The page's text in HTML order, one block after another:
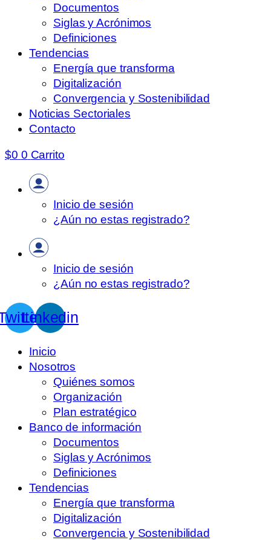
Documentos
Siglas y Acrónimos
Definiciones
Tendencias
Energía que transforma
Digitalización
Convergencia y Sostenibilidad
Noticias Sectoriales
Contacto
$0 0 Carrito
Inicio de sesión
¿Aún no estas registrado?
Inicio de sesión
¿Aún no estas registrado?
Linkedin
Inicio
Nosotros
Quiénes somos
Organización
Plan estratégico
Banco de información
Documentos
Siglas y Acrónimos
Definiciones
Tendencias
Energía que transforma
Digitalización
Convergencia y Sostenibilidad